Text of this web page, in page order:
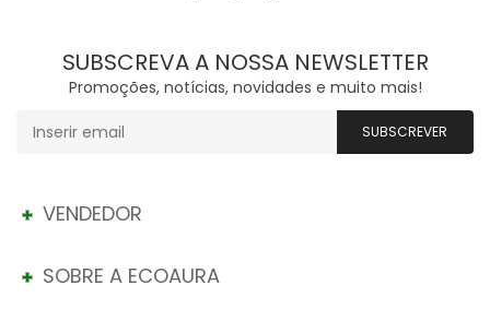
SUBSCREVA A NOSSA NEWSLETTER
Promoções, notícias, novidades e muito mais!
VENDEDOR
SOBRE A ECOAURA